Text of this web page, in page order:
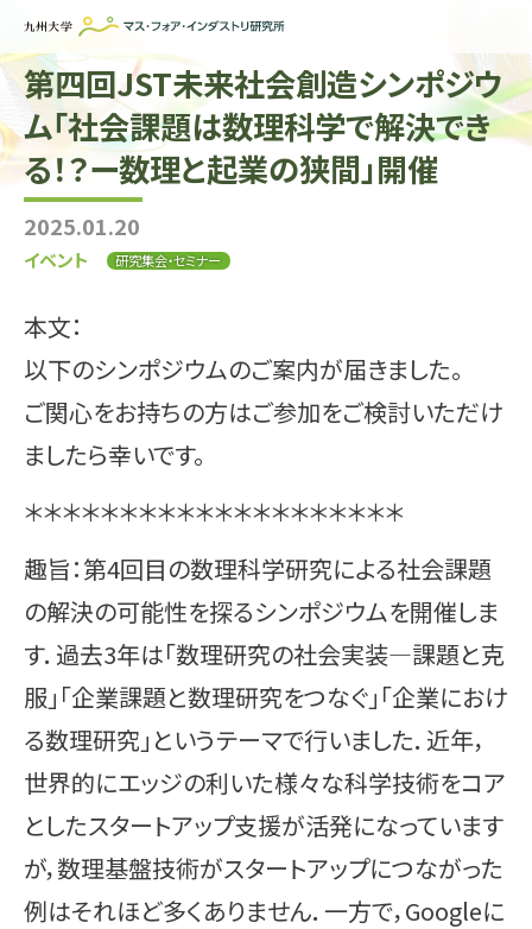
ホーム
IMIについて
組織・所員
研究活動
出版物一覧
第四回JST未来社会創造シンポジウ
ム「社会課題は数理科学で解決でき
る！？ー数理と起業の狭間」開催
2025.01.20
イベント 研究集会・セミナー
本文：
以下のシンポジウムのご案内が届きました。
ご関心をお持ちの方はご参加をご検討いただけ
ましたら幸いです。
＊＊＊＊＊＊＊＊＊＊＊＊＊＊＊＊＊＊＊＊
趣旨：第4回目の数理科学研究による社会課題
の解決の可能性を探るシンポジウムを開催しま
す．過去3年は「数理研究の社会実装―課題と克
服」「企業課題と数理研究をつなぐ」「企業におけ
る数理研究」というテーマで行いました．近年，
世界的にエッジの利いた様々な科学技術をコア
としたスタートアップ支援が活発になっています
が，数理基盤技術がスタートアップにつながった
例はそれほど多くありません．一方で，Googleに